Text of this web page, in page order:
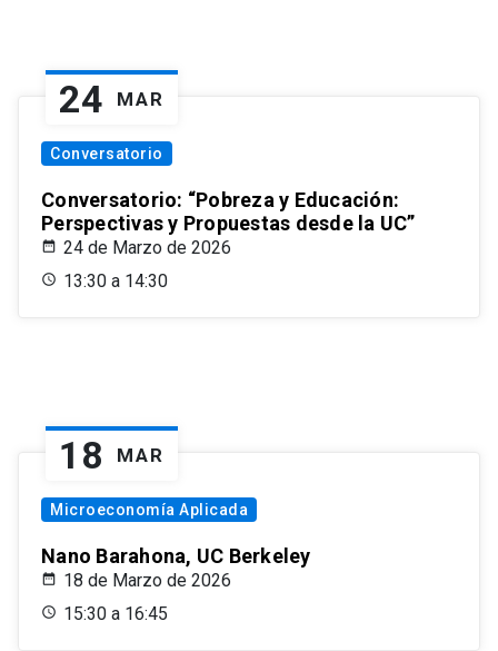
24 MAR
Conversatorio
Conversatorio: “Pobreza y Educación:
Perspectivas y Propuestas desde la UC”
24 de Marzo de 2026
13:30 a 14:30
18 MAR
Microeconomía Aplicada
Nano Barahona, UC Berkeley
18 de Marzo de 2026
15:30 a 16:45